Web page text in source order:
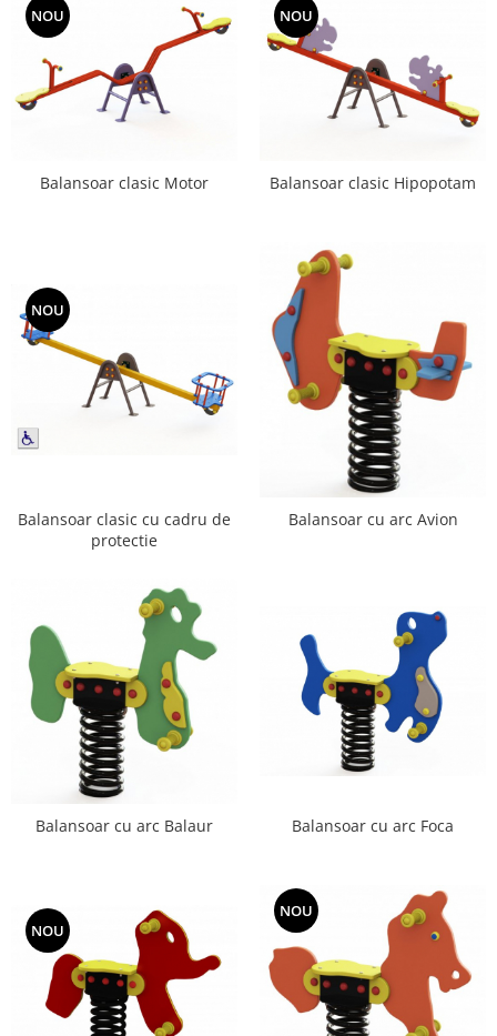
NOU
Balansoar clasic Motor
NOU
Balansoar clasic Hipopotam
NOU
Balansoar clasic cu cadru de
protectie
Balansoar cu arc Avion
Balansoar cu arc Balaur Balansoar cu arc Foca
NOU
NOU